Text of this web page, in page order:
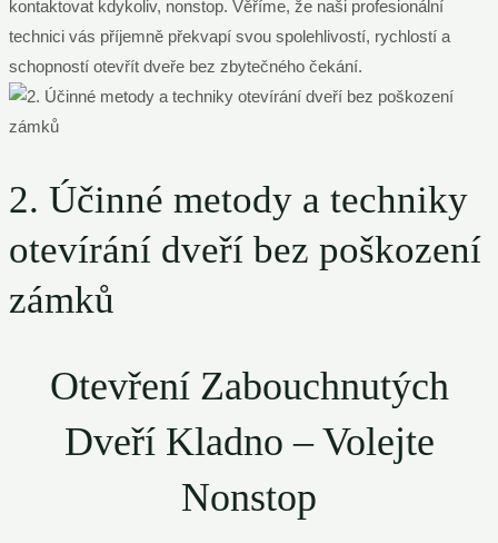
kontaktovat kdykoliv, nonstop. Věříme, že naši profesionální
technici vás příjemně překvapí svou spolehlivostí, rychlostí a
schopností otevřít dveře bez zbytečného čekání.
2. Účinné metody a techniky
otevírání dveří bez poškození
zámků
Otevření Zabouchnutých
Dveří Kladno – Volejte
Nonstop